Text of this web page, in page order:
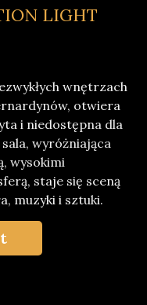
LIGHT
wnętrzach
otwiera
i niedostępna dla
wyróżniająca
wysokimi
staje się sceną
muzyki i sztuki.